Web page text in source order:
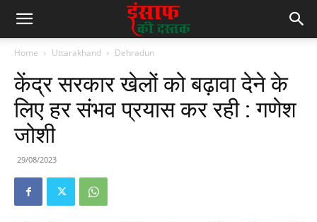
Home Uttarakhand Dehradun
केंद्र सरकार खेलों को बढ़ावा देने के
लिए हर संभव प्रयास कर रही : गणेश
जोशी
29/08/2023